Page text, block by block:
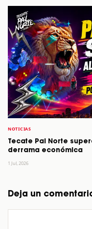
NOTICIAS
Tecate Pal Norte
derrama económica
1 Jul, 2026
Deja un